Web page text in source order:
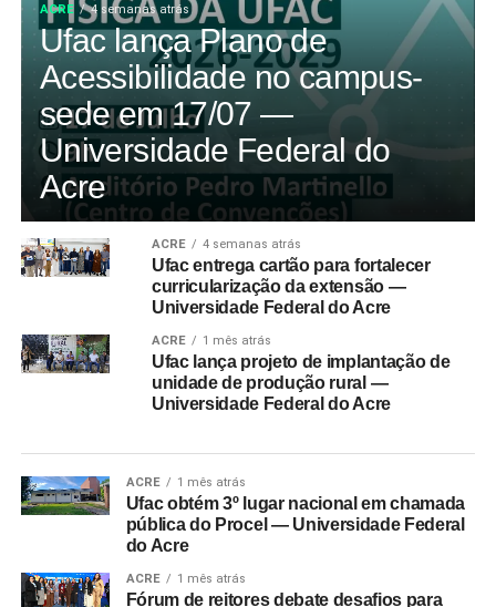
ACRE 4 semanas atrás
Ufac lança Plano de
Acessibilidade no campus-
sede em 17/07 —
Universidade Federal do
Acre
ACRE 4 semanas atrás
Ufac entrega cartão para fortalecer
curricularização da extensão —
Universidade Federal do Acre
ACRE 1 mês atrás
Ufac lança projeto de implantação de
unidade de produção rural —
Universidade Federal do Acre
ACRE 1 mês atrás
Ufac obtém 3º lugar nacional em chamada
pública do Procel — Universidade Federal
do Acre
ACRE 1 mês atrás
Fórum de reitores debate desafios para